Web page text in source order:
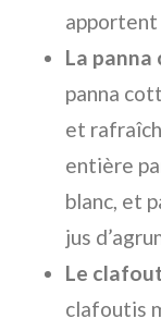
La
panna
et
entière
blanc, et
jus
Le
clafoutis